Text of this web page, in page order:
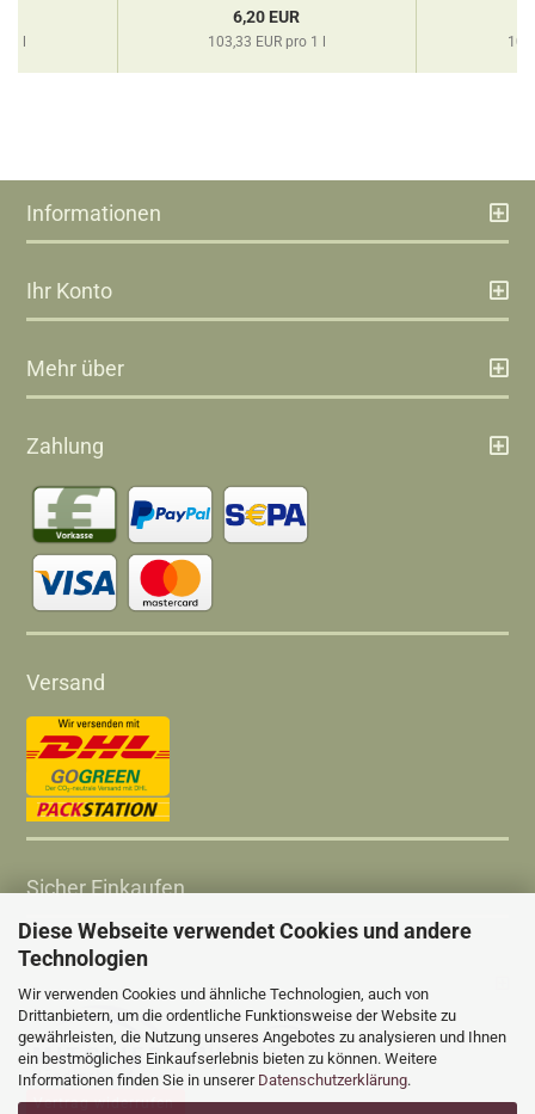
Diese Webseite verwendet Cookies und andere
Technologien
Wir verwenden Cookies und ähnliche Technologien, auch von
Drittanbietern, um die ordentliche Funktionsweise der Website zu
gewährleisten, die Nutzung unseres Angebotes zu analysieren und Ihnen
ein bestmögliches Einkaufserlebnis bieten zu können. Weitere
Informationen finden Sie in unserer Datenschutzerklärung.
6,20 EUR
103,33 EUR pro 1 l
Informationen
Ihr Konto
Mehr über
Zahlung
Versand
Sicher Einkaufen
Vertrag widerrufen